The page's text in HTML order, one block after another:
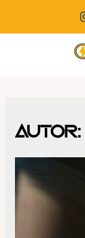
content
Autor: